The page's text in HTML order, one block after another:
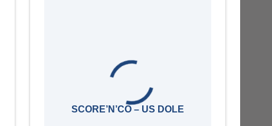
SCORE’N’CO – US DOLE